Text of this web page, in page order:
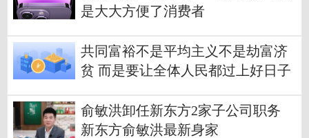
是大大方便了消费者
共同富裕不是平均主义不是劫富济
贫 而是要让全体人民都过上好日子
俞敏洪卸任新东方2家子公司职务
新东方俞敏洪最新身家